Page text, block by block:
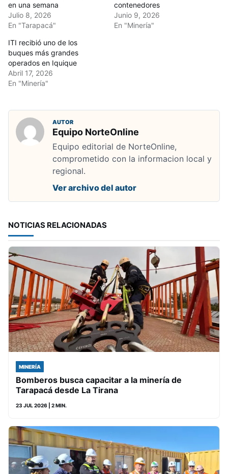
en una semana
Julio 8, 2026
En "Tarapacá"
contenedores
Junio 9, 2026
En "Minería"
ITI recibió uno de los
buques más grandes
operados en Iquique
Abril 17, 2026
En "Minería"
AUTOR
Equipo NorteOnline
Equipo editorial de NorteOnline,
comprometido con la informacion local y
regional.
Ver archivo del autor
NOTICIAS RELACIONADAS
MINERÍA
Bomberos busca capacitar a la minería de
Tarapacá desde La Tirana
23 JUL 2026 | 2 MIN.